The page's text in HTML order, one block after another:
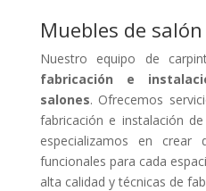
Muebles de
Nuestro equipo de
fabricación e
salones. Ofrecemos
fabricación e instalación
especializamos en crear
funcionales para cada
alta calidad y técnicas de